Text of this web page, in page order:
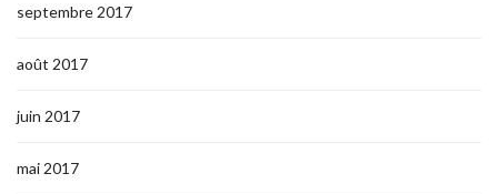
septembre 2017
août 2017
juin 2017
mai 2017